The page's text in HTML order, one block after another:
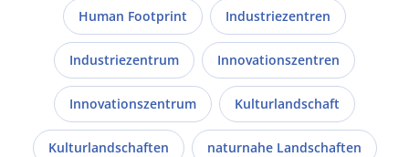
Human Footprint Industriezentren
Industriezentrum Innovationszentren
Innovationszentrum Kulturlandschaft
Kulturlandschaften naturnahe Landschaften